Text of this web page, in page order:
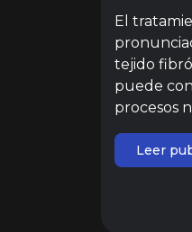
El
tejido
puede
procesos
Leer